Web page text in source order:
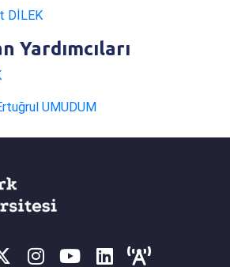
KATKI
DİLEK
Yardımcıları
UMUDUM